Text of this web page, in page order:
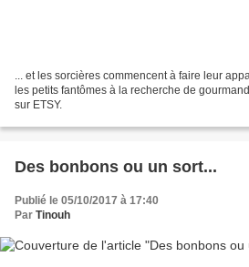
... et les sorcières commencent à faire leur
les petits fantômes à la recherche de
sur ETSY.
Des bonbons ou un sort...
Publié le 05/10/2017 à 17:40
Par Tinouh